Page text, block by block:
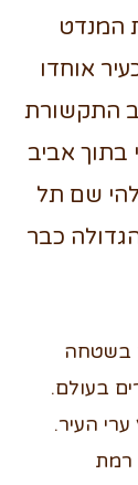
המנדט
אוחדו
התקשורת
בתוך אביב
שם תל
כבר
בשטחה
בעולם.
העיר.
רמת